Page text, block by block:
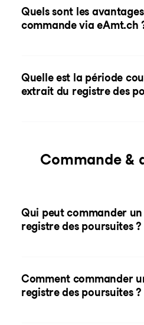
Quels sont les
commande via eAmt.ch
Quelle est la période
extrait du registre des
Commande &
Qui peut commander
registre des poursuites ?
Comment commander
registre des poursuites ?